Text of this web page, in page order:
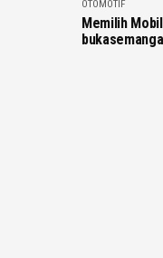
OTOMOTIF
Memilih